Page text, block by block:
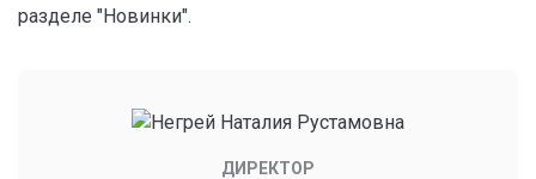
разделе "Новинки".
ДИРЕКТОР